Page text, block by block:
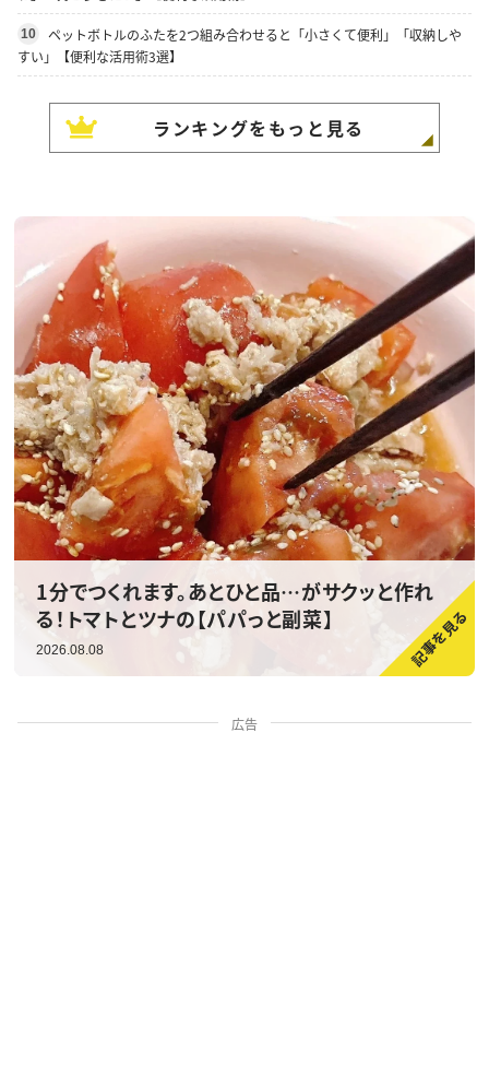
10
ペットボトルのふたを2つ組み合わせると「小さくて便利」「収納しや
すい」【便利な活用術3選】
ランキングをもっと見る
1分でつくれます。あとひと品…がサクッと作れ
る！トマトとツナの【パパっと副菜】
2026.08.08
広告